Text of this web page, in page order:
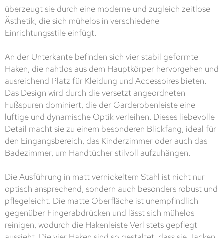
überzeugt sie durch eine moderne und zugleich zeitlose
Ästhetik, die sich mühelos in verschiedene
Einrichtungsstile einfügt.
An der Unterkante befinden sich vier stabil geformte
Haken, die nahtlos aus dem Hauptkörper hervorgehen und
ausreichend Platz für Kleidung und Accessoires bieten.
Das Design wird durch die versetzt angeordneten
Fußspuren dominiert, die der Garderobenleiste eine
luftige und dynamische Optik verleihen. Dieses liebevolle
Detail macht sie zu einem besonderen Blickfang, ideal für
den Eingangsbereich, das Kinderzimmer oder auch das
Badezimmer, um Handtücher stilvoll aufzuhängen.
Die Ausführung in matt vernickeltem Stahl ist nicht nur
optisch ansprechend, sondern auch besonders robust und
pflegeleicht. Die matte Oberfläche ist unempfindlich
gegenüber Fingerabdrücken und lässt sich mühelos
reinigen, wodurch die Hakenleiste Verl stets gepflegt